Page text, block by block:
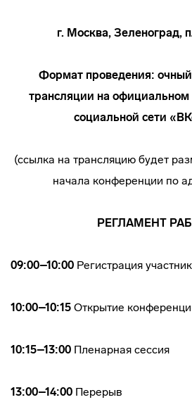
г. Москва, Зеленоград,
Формат проведения:
трансляции на
социальной сети
(ссылка на трансляцию будет
начала конференции по
РЕГЛАМЕНТ
09:00–10:00 Регистрация
10:00–10:15 Открытие
10:15–13:00 Пленарная сессия
13:00–14:00 Перерыв